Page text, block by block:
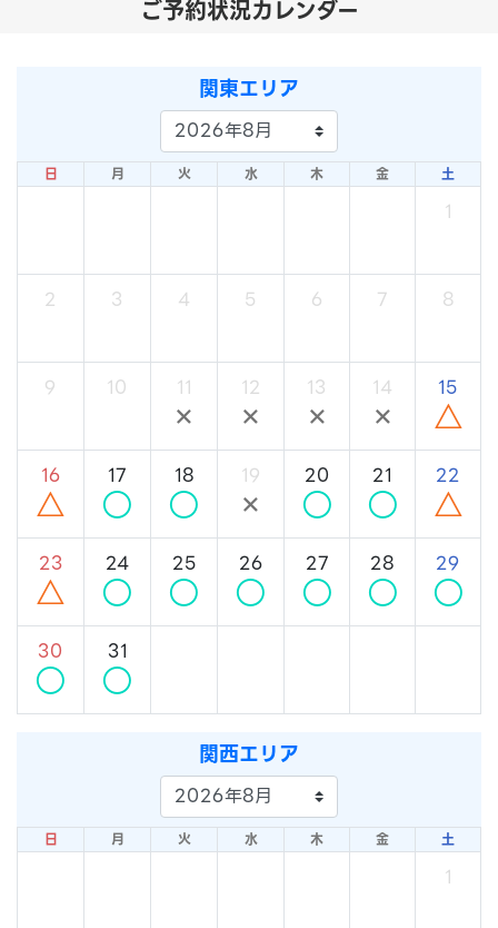
ご予約状況カレンダー
関東エリア
日 月 火 水 木 金 土
1
2 3 4 5 6 7 8
9 10 11
×
12
×
13
×
14
×
15
△
16
△
17
○
18
○
19
×
20
○
21
○
22
△
23
△
24
○
25
○
26
○
27
○
28
○
29
○
30
○
31
○
関西エリア
日 月 火 水 木 金 土
1